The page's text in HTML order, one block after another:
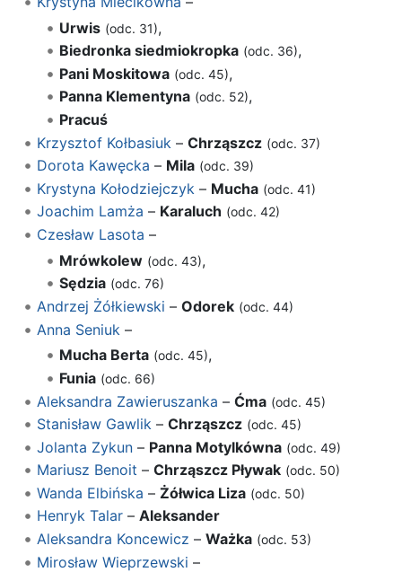
Urwis (odc. 31),
Biedronka siedmiokropka (odc. 36),
Pani Moskitowa (odc. 45),
Panna Klementyna (odc. 52),
Pracuś
Krzysztof Kołbasiuk – Chrząszcz (odc. 37)
Dorota Kawęcka – Mila (odc. 39)
Krystyna Kołodziejczyk – Mucha (odc. 41)
Joachim Lamża – Karaluch (odc. 42)
Czesław Lasota –
Mrówkolew (odc. 43),
Sędzia (odc. 76)
Andrzej Żółkiewski – Odorek (odc. 44)
Anna Seniuk –
Mucha Berta (odc. 45),
Funia (odc. 66)
Aleksandra Zawieruszanka – Ćma (odc. 45)
Stanisław Gawlik– Chrząszcz (odc. 45)
Jolanta Zykun– Panna Motylkówna (odc. 49)
Mariusz Benoit – Chrząszcz Pływak (odc. 50)
Wanda Elbińska – Żółwica Liza (odc. 50)
Henryk Talar– Aleksander
Aleksandra Koncewicz – Ważka (odc. 53)
Mirosław Wieprzewski –